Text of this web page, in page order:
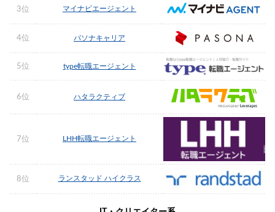
3位 マイナビエージェント
4位 パソナキャリア
5位 type転職エージェント
6位 ハタラクティブ
7位 LHH転職エージェント
8位 ランスタッド ハイクラス